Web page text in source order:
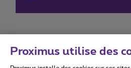
Proximus utilise des